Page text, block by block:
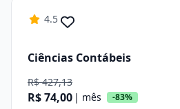
4.5
Ciências Contábeis
R$ 427,13
R$ 74,00 | mês -83%